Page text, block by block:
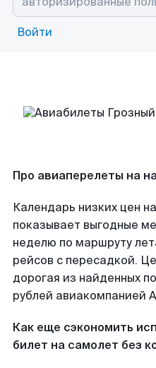
Войти
Про авиаперелеты на
Календарь низких цен
показывает выгодные
неделю по маршруту
рейсов с пересадкой.
дорогая из найденных
рублей авиакомпанией
Как еще сэкономить
билет на самолет без